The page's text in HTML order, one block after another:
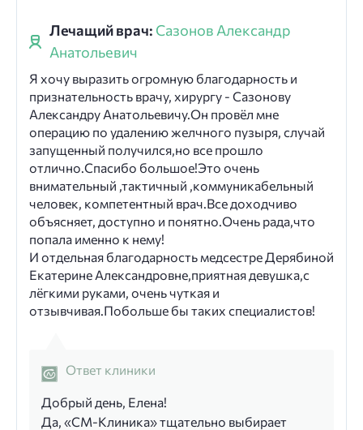
Лечащий врач: Сазонов Александр
Анатольевич
Я хочу выразить огромную благодарность и
признательность врачу, хирургу - Сазонову
Александру Анатольевичу.Он провёл мне
операцию по удалению желчного пузыря, случай
запущенный получился,но все прошло
отлично.Спасибо большое!Это очень
внимательный ,тактичный ,коммуникабельный
человек, компетентный врач.Все доходчиво
объясняет, доступно и понятно.Очень рада,что
попала именно к нему!
И отдельная благодарность медсестре Дерябиной
Екатерине Александровне,приятная девушка,с
лёгкими руками, очень чуткая и
отзывчивая.Побольше бы таких специалистов!
Ответ клиники
Добрый день, Елена!
Да, «СМ-Клиника» тщательно выбирает